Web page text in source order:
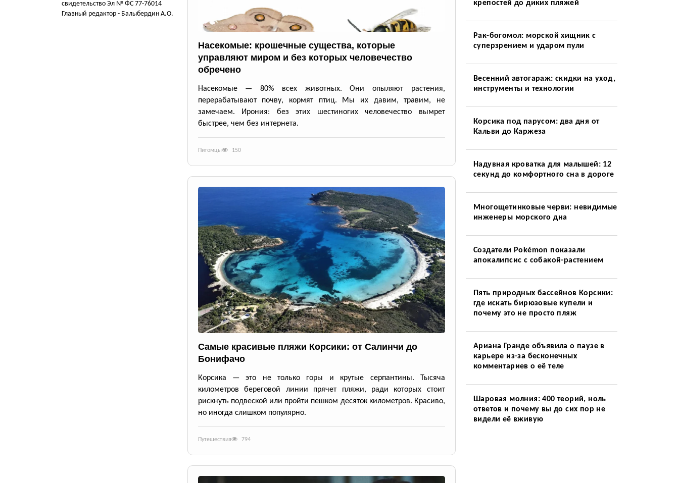
свидетельство Эл № ФС 77-76014
Главный редактор - Балыбердин А.О.
Насекомые: крошечные существа, которые
управляют миром и без которых человечество
обречено
Насекомые — 80% всех животных. Они опыляют растения,
перерабатывают почву, кормят птиц. Мы их давим, травим, не
замечаем. Ирония: без этих шестиногих человечество вымрет
быстрее, чем без интернета.
Питомцы 150
Самые красивые пляжи Корсики: от Салинчи до
Бонифачо
Корсика — это не только горы и крутые серпантины. Тысяча
километров береговой линии прячет пляжи, ради которых стоит
рискнуть подвеской или пройти пешком десяток километров. Красиво,
но иногда слишком популярно.
Путешествия 794
крепостей до диких пляжей
Рак-богомол: морской хищник с
суперзрением и ударом пули
Весенний автогараж: скидки на уход,
инструменты и технологии
Корсика под парусом: два дня от
Кальви до Каржеза
Надувная кроватка для малышей: 12
секунд до комфортного сна в дороге
Многощетинковые черви: невидимые
инженеры морского дна
Создатели Pokémon показали
апокалипсис с собакой-растением
Пять природных бассейнов Корсики:
где искать бирюзовые купели и
почему это не просто пляж
Ариана Гранде объявила о паузе в
карьере из-за бесконечных
комментариев о её теле
Шаровая молния: 400 теорий, ноль
ответов и почему вы до сих пор не
видели её вживую